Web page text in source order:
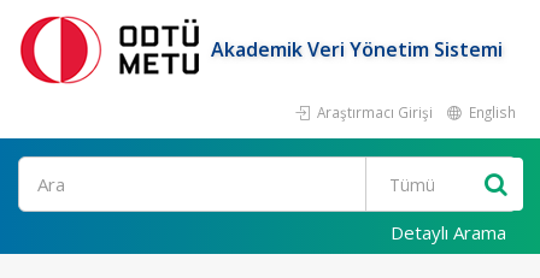
Akademik Veri Yönetim Sistemi
Araştırmacı Girişi English
Ara
Detaylı Arama